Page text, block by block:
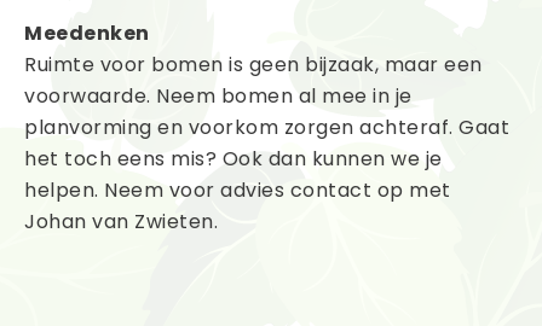
Meedenken
Ruimte voor bomen is geen bijzaak, maar een
voorwaarde. Neem bomen al mee in je
planvorming en voorkom zorgen achteraf. Gaat
het toch eens mis? Ook dan kunnen we je
helpen. Neem voor advies contact op met
Johan van Zwieten.